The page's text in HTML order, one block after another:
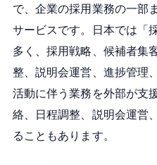
で、企業の採用業務の一部
サービスです。日本では「
多く、採用戦略、候補者集
整、説明会運営、進捗管理
活動に伴う業務を外部が支
絡、日程調整、説明会運営
ることもあります。